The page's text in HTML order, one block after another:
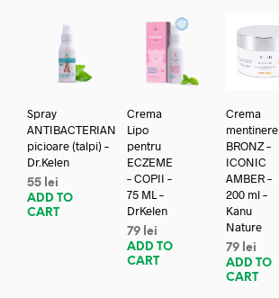
Spray
ANTIBACTERIAN
picioare (talpi) –
Dr.Kelen
55 lei
ADD TO
CART
Crema
Lipo
pentru
ECZEME
– COPII –
75 ML –
DrKelen
79 lei
ADD TO
CART
Crema
mentinere
BRONZ –
ICONIC
AMBER –
200 ml –
Kanu
Nature
79 lei
ADD TO
CART